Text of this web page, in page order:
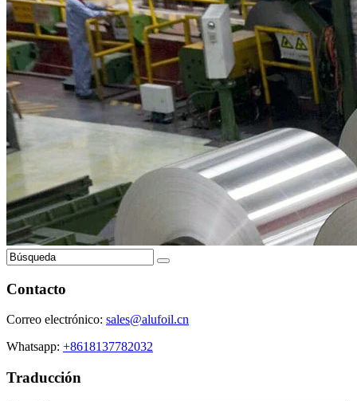
Contacto
Correo electrónico: sales@alufoil.cn
Whatsapp: +8618137782032
Traducción